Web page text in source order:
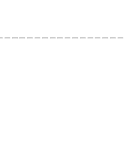
ーーーーーーーーーーーーーーーー